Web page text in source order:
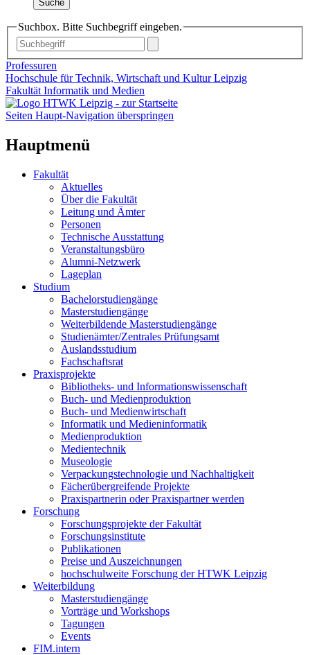
Suche
Suchbox. Bitte Suchbegriff eingeben.
Professuren
Hochschule für Technik, Wirtschaft und Kultur Leipzig
Fakultät Informatik und Medien
Seiten Haupt-Navigation überspringen
Hauptmenü
Fakultät
Aktuelles
Über die Fakultät
Leitung und Ämter
Personen
Technische Ausstattung
Veranstaltungsbüro
Alumni-Netzwerk
Lageplan
Studium
Bachelorstudiengänge
Masterstudiengänge
Weiterbildende Masterstudiengänge
Studienämter/Zentrales Prüfungsamt
Auslandsstudium
Fachschaftsrat
Praxisprojekte
Bibliotheks- und Informationswissenschaft
Buch- und Medienproduktion
Buch- und Medienwirtschaft
Informatik und Medieninformatik
Medienproduktion
Medientechnik
Museologie
Verpackungstechnologie und Nachhaltigkeit
Fächerübergreifende Projekte
Praxispartnerin oder Praxispartner werden
Forschung
Forschungsprojekte der Fakultät
Forschungsinstitute
Publikationen
Preise und Auszeichnungen
hochschulweite Forschung der HTWK Leipzig
Weiterbildung
Masterstudiengänge
Vorträge und Workshops
Tagungen
Events
FIM.intern